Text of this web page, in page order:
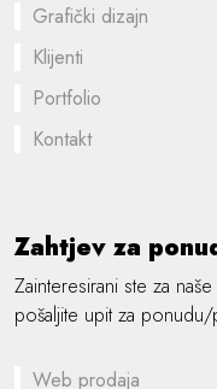
Grafički dizajn
Klijenti
Portfolio
Kontakt
Zahtjev za
Zainteresirani ste za
pošaljite upit za
Web prodaja